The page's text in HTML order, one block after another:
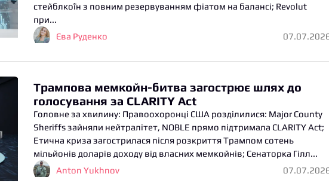
стейблкоїн з повним резервуванням фіатом на балансі; Revolut
при...
Єва Руденко
Трампова мемкойн-битва загострює шлях до
голосування за CLARITY Act
Головне за хвилину: Правоохоронці США розділилися: Major County
Sheriffs зайняли нейтралітет, NOBLE прямо підтримала CLARITY Act;
Етична криза загострилася після розкриття Трампом сотень
мільйонів доларів доходу від власних мемкойнів; Сенаторка Гілл...
Anton Yukhnov